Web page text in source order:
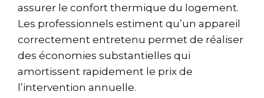
assurer le confort thermique du logement.
Les professionnels estiment qu’un appareil
correctement entretenu permet de réaliser
des économies substantielles qui
amortissent rapidement le prix de
l’intervention annuelle.